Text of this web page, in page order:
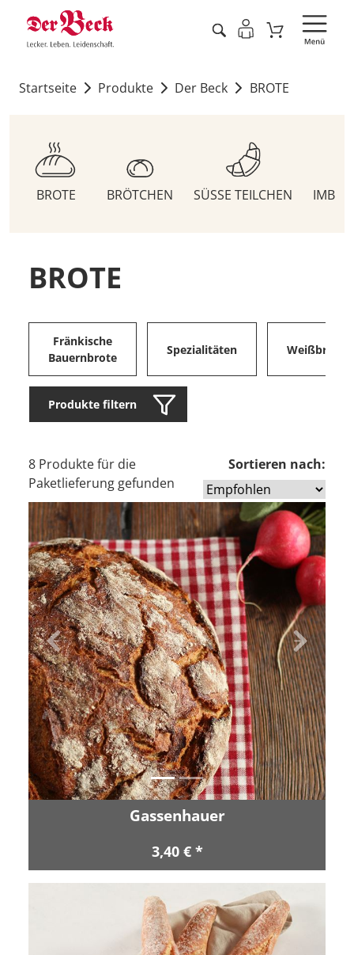
Startseite Produkte Der Beck BROTE
BROTE BRÖTCHEN SÜSSE TEILCHEN
BROTE
Fränkische
Bauernbrote
Spezialitäten Weißbrote
Produkte filtern
8 Produkte für die
Paketlieferung gefunden
Sortieren nach:
Zurück Vor
Gassenhauer
3,40 € *